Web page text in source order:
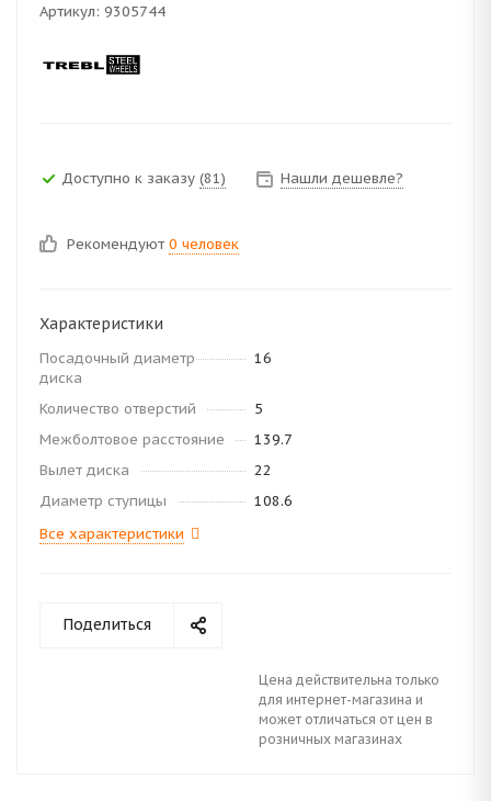
Артикул: 9305744
Доступно к заказу (81) Нашли дешевле?
Рекомендуют 0 человек
Характеристики
Посадочный диаметр
диска
16
Количество отверстий
5
Межболтовое расстояние
139.7
Вылет диска
22
Диаметр ступицы
108.6
Все характеристики
Поделиться
Цена действительна только
для интернет-магазина и
может отличаться от цен в
розничных магазинах